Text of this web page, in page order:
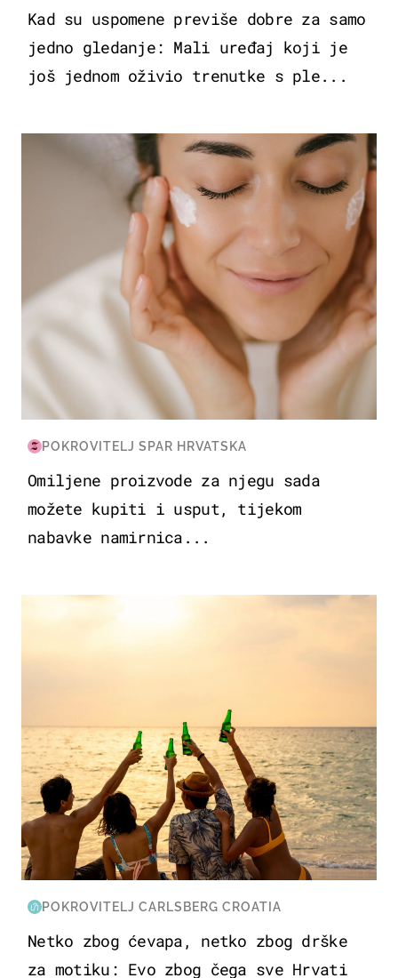
Kad su uspomene previše dobre za samo
jedno gledanje: Mali uređaj koji je
još jednom oživio trenutke s ple...
MODA & LJEPOTA
POKROVITELJ SPAR HRVATSKA
Omiljene proizvode za njegu sada
možete kupiti i usput, tijekom
nabavke namirnica...
POKROVITELJ CARLSBERG CROATIA
Netko zbog ćevapa, netko zbog drške
za motiku: Evo zbog čega sve Hrvati